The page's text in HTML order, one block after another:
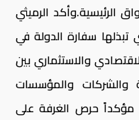
الرئيسية.وأكد الرميثي
سفارة الدولة في
والاستثماري بين
والشركات والمؤسسات
مؤكداً حرص الغرفة على